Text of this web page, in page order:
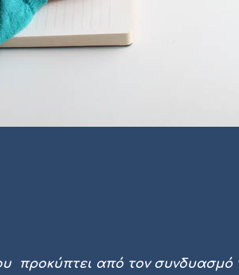
προκύπτει από τον συνδυασμό